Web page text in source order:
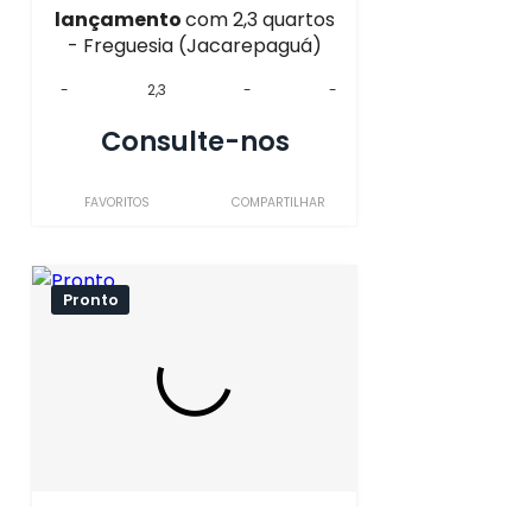
lançamentocom 2,3 quartos
- Freguesia (Jacarepaguá)
- 2,3 - -
Consulte-nos
FAVORITOS COMPARTILHAR
Pronto